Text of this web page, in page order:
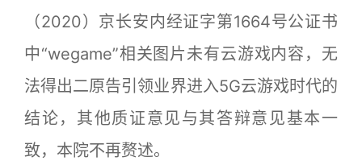
（2020）京长安内经证字第1664号公证书
中“wegame”相关图片未有云游戏内容，无
法得出二原告引领业界进入5G云游戏时代的
结论，其他质证意见与其答辩意见基本一
致，本院不再赘述。